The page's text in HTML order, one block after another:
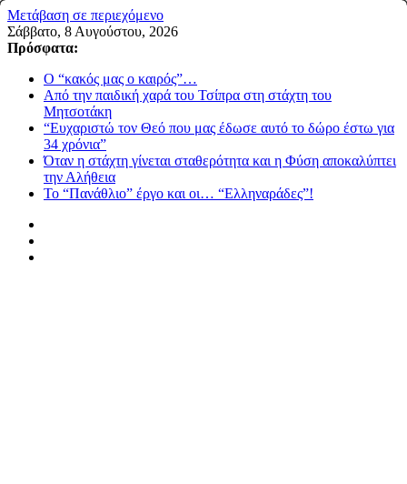
Μετάβαση σε περιεχόμενο
Σάββατο, 8 Αυγούστου, 2026
Πρόσφατα:
Ο “κακός μας ο καιρός”…
Από την παιδική χαρά του Τσίπρα στη στάχτη του
Μητσοτάκη
“Ευχαριστώ τον Θεό που μας έδωσε αυτό το δώρο έστω για
34 χρόνια”
Όταν η στάχτη γίνεται σταθερότητα και η Φύση αποκαλύπτει
την Αλήθεια
Το “Πανάθλιο” έργο και οι… “Ελληναράδες”!